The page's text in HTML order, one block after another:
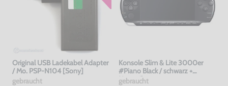
Original USB Ladekabel Adapter
/ Mo. PSP-N104 [Sony]
gebraucht
Konsole Slim & Lite 3000er
#Piano Black / schwarz +
Netzteil
gebraucht